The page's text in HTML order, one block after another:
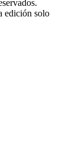
edición solo